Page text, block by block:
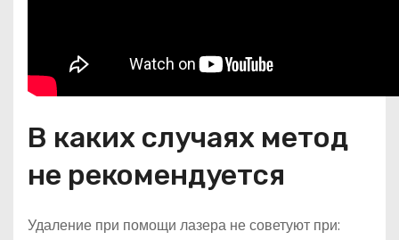
В каких случаях метод
не рекомендуется
Удаление при помощи лазера не советуют при: